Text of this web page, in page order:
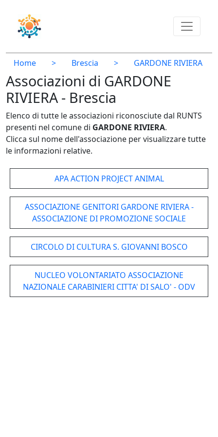
Home > Brescia > GARDONE RIVIERA
Associazioni di GARDONE
RIVIERA - Brescia
Elenco di tutte le associazioni riconosciute dal RUNTS
presenti nel comune di GARDONE RIVIERA.
Clicca sul nome dell'associazione per visualizzare tutte
le informazioni relative.
APA ACTION PROJECT ANIMAL
ASSOCIAZIONE GENITORI GARDONE RIVIERA -
ASSOCIAZIONE DI PROMOZIONE SOCIALE
CIRCOLO DI CULTURA S. GIOVANNI BOSCO
NUCLEO VOLONTARIATO ASSOCIAZIONE
NAZIONALE CARABINIERI CITTA' DI SALO' - ODV